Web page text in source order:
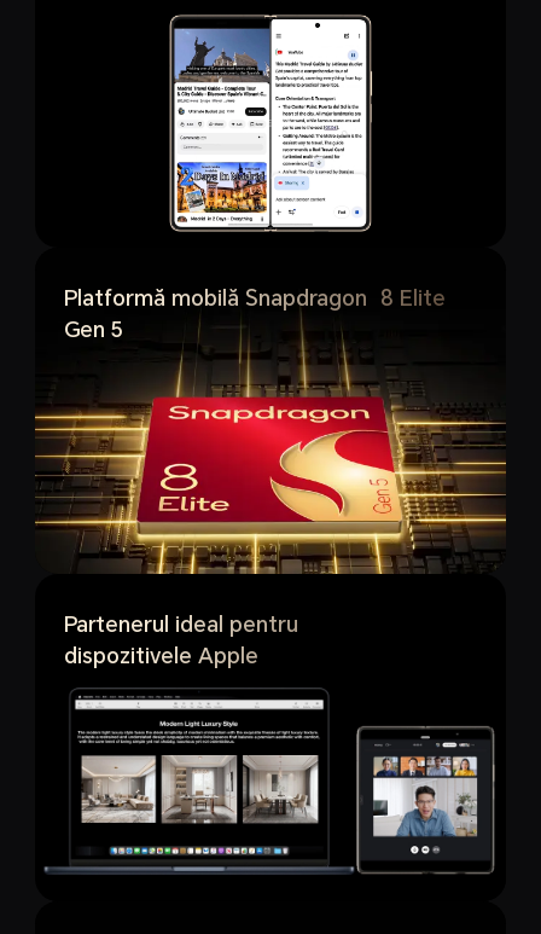
Platformă mobilă Snapdragon
8 Elite
Gen 5
Partenerul ideal pentru
dispozitivele Apple